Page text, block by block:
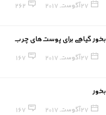
27 آگوست, 2017 262
بخور گیاهی برای پوست‌های چرب
27 آگوست, 2017 167
بخور
27 آگوست, 2017 167